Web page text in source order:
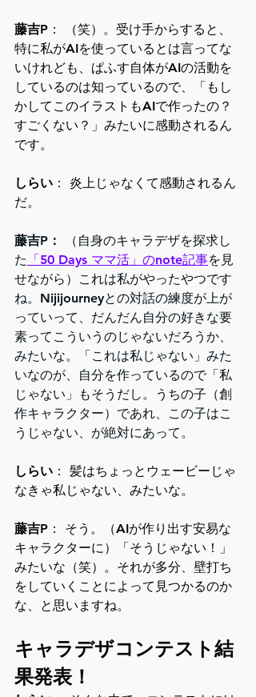
藤吉P ： （笑）。受け手からすると、
特に私がAIを使っているとは言ってな
いけれども、ぱふす自体がAIの活動を
しているのは知っているので、「もし
かしてこのイラストもAIで作ったの？
すごくない？」みたいに感動されるん
です。
しらい ： 炎上じゃなくて感動されるん
だ。
藤吉P：
（自身のキャラデザを探求し
た 「50 Days ママ活」のnote記事を見
せながら）これは私がやったやつです
ね。Nijijourneyとの対話の練度が上が
っていって、だんだん自分の好きな要
素ってこういうのじゃないだろうか、
みたいな。「これは私じゃない」みた
いなのが、自分を作っているので「私
じゃない」もそうだし。うちの子（創
作キャラクター）であれ、この子はこ
うじゃない、が絶対にあって。
しらい ： 髪はちょっとウェービーじゃ
なきゃ私じゃない、みたいな。
藤吉P ： そう。（AIが作り出す安易な
キャラクターに）「そうじゃない！」
みたいな（笑）。それが多分、壁打ち
をしていくことによって見つかるのか
な、と思いますね。
キャラデザコンテスト結
果発表！